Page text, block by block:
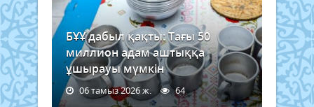
БҰҰ дабыл қақты: Тағы 50
миллион адам аштыққа
ұшырауы мүмкін
06 тамыз 2026 ж. 64